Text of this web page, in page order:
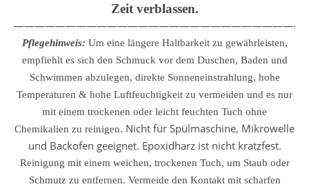
Zeit verblassen.
Pflegehinweis: Um eine längere Haltbarkeit zu gewährleisten,
empfiehlt es sich den Schmuck vor dem Duschen, Baden und
Schwimmen abzulegen, direkte Sonneneinstrahlung, hohe
Temperaturen & hohe Luftfeuchtigkeit zu vermeiden und es nur
mit einem trockenen oder leicht feuchten Tuch ohne
Chemikalien zu reinigen. Nicht für Spülmaschine, Mikrowelle
und Backofen geeignet. Epoxidharz ist nicht kratzfest.
Reinigung mit einem weichen, trockenen Tuch, um Staub oder
Schmutz zu entfernen. Vermeide den Kontakt mit scharfen